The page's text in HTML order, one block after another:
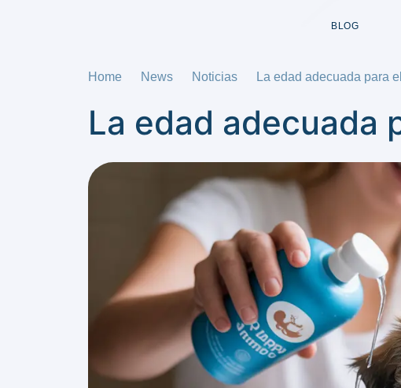
BLOG
Home News Noticias La edad adecuada para
La edad adecuada